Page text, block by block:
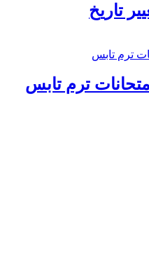
تاریخ
ترم تابس